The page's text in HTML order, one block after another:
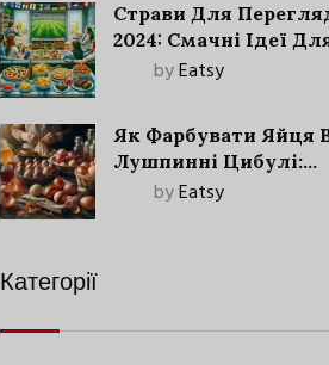
Страви Для
2024: Смачні Ідеї
Футбольного Свята
byEatsy
Як Фарбувати Яйця
Лушпинні Цибулі:
Старовинний Метод З
byEatsy
Категорії